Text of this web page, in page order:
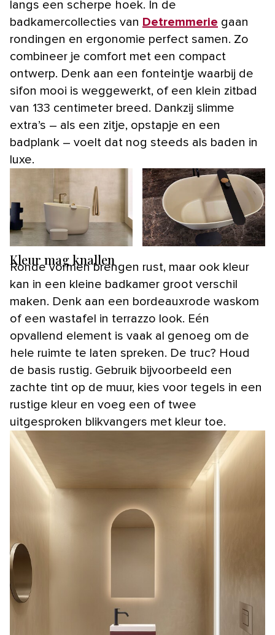
langs een scherpe hoek. In de
badkamercollecties van Detremmerie gaan
rondingen en ergonomie perfect samen. Zo
combineer je comfort met een compact
ontwerp. Denk aan een fonteintje waarbij de
sifon mooi is weggewerkt, of een klein zitbad
van 133 centimeter breed. Dankzij slimme
extra’s – als een zitje, opstapje en een
badplank – voelt dat nog steeds als baden in
luxe.
Kleur mag knallen
Ronde vormen brengen rust, maar ook kleur
kan in een kleine badkamer groot verschil
maken. Denk aan een bordeauxrode waskom
of een wastafel in terrazzo look. Eén
opvallend element is vaak al genoeg om de
hele ruimte te laten spreken. De truc? Houd
de basis rustig. Gebruik bijvoorbeeld een
zachte tint op de muur, kies voor tegels in een
rustige kleur en voeg een of twee
uitgesproken blikvangers met kleur toe.